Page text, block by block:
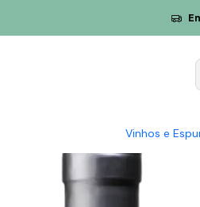
Vinhos e
Quinta da